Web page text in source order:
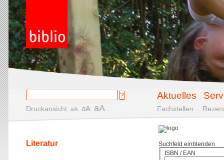
Aktuelles
Druckansicht aA aA aA Fachstellen
Suchfeld einblenden
ISBN / EAN
Literatur